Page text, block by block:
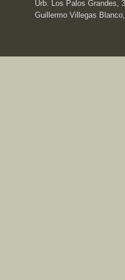
Urb. Los Palos Grandes,
Guillermo Villegas